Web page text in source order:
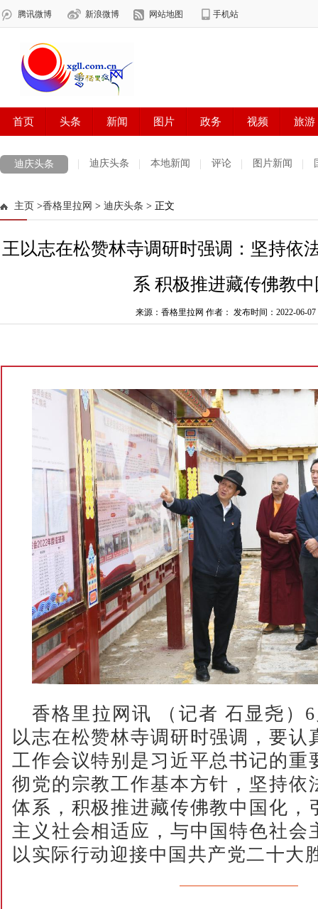
迪庆头条 迪庆头条 本地新闻 评论 图片新闻
主页 >香格里拉网 > 迪庆头条 > 正文
王以志在松赞林寺调研时强调：坚持依
系 积极推进藏传佛教
来源：香格里拉网 作者： 发布时间：2022-06-07
香格里拉网讯 （记者 石显尧）
以志在松赞林寺调研时强调，要认
工作会议特别是习近平总书记的重
彻党的宗教工作基本方针，坚持依
体系，积极推进藏传佛教中国化，
主义社会相适应，与中国特色社会
以实际行动迎接中国共产党二十大